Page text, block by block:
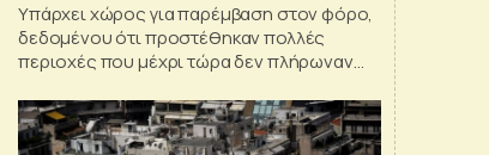
Υπάρχει χώρος για παρέμβαση στον φόρο,
δεδομένου ότι προστέθηκαν πολλές
περιοχές που μέχρι τώρα δεν πλήρωναν
προσδοκόμενα έσοδα